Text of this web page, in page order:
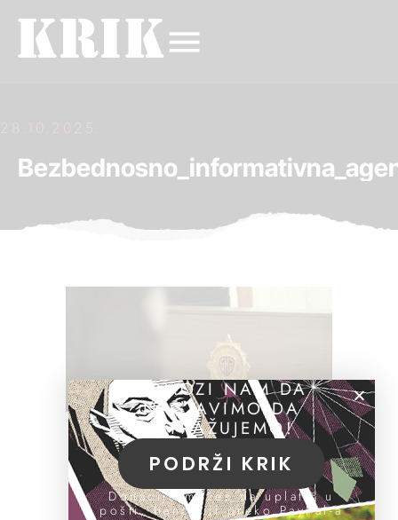
28.10.2025.
POMOZI NAM DA
NASTAVIMO DA
ISTRAŽUJEMO!
PODRŽI KRIK
Donacije možeš da uplatiš u
pošti, banci ili preko PayPal-a